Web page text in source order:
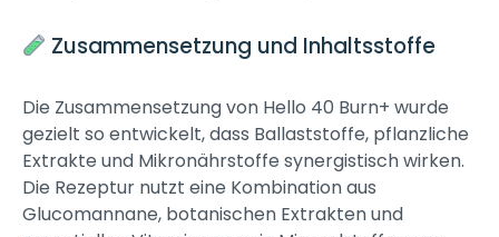
Zusammensetzung und Inhaltsstoffe
Die Zusammensetzung von Hello 40 Burn+ wurde
gezielt so entwickelt, dass Ballaststoffe, pflanzliche
Extrakte und Mikronährstoffe synergistisch wirken.
Die Rezeptur nutzt eine Kombination aus
Glucomannane, botanischen Extrakten und